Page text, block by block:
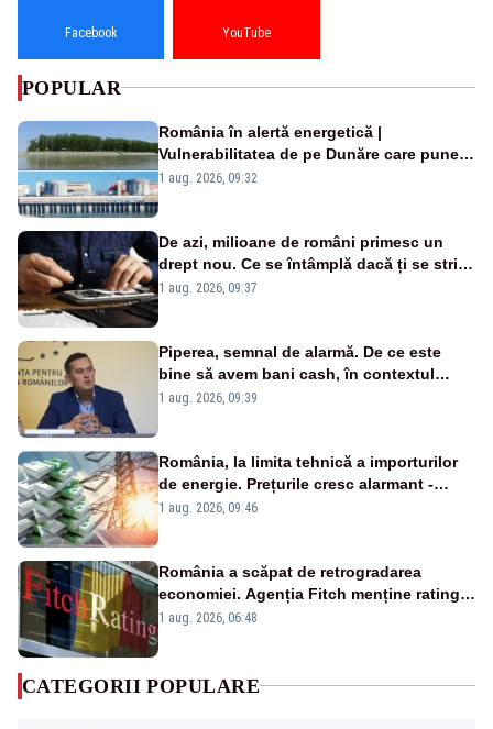
Facebook YouTube
POPULAR
România în alertă energetică |
Vulnerabilitatea de pe Dunăre care pune
în pericol Centrala Cernavodă era
1 aug. 2026, 09:32
De azi, milioane de români primesc un
drept nou. Ce se întâmplă dacă ți se strică
un produs
1 aug. 2026, 09:37
Piperea, semnal de alarmă. De ce este
bine să avem bani cash, în contextul
alertei energetice?
1 aug. 2026, 09:39
România, la limita tehnică a importurilor
de energie. Prețurile cresc alarmant -
Analiză Realitatea Plus
1 aug. 2026, 09:46
România a scăpat de retrogradarea
economiei. Agenția Fitch menține ratingul
„BBB-” cu perspectivă negativă
1 aug. 2026, 06:48
CATEGORII POPULARE